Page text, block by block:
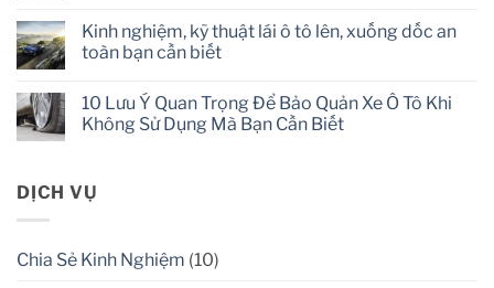
mọi
người
làm
mát
thường
đi
ô
tô
on
Chia
sẻ
tuyệt
vời
đánh
mốc
kính
Kinh nghiệm, kỹ thuật lái ô tô lên, xuống dốc an
toàn bạn cần biết
Comments
on
Kinh
nghiệm,
ô
tô
an
10 Lưu Ý Quan Trọng Để Bảo Quản Xe Ô Tô Khi
Không Sử Dụng Mà Bạn Cần Biết
10
Lưu
Để
DỊCH VỤ
Chia Sẻ Kinh Nghiệm (10)